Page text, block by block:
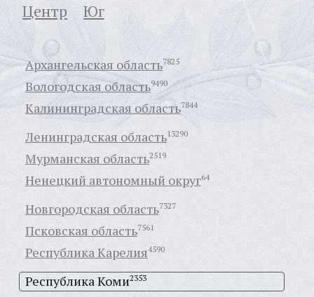
Центр
Юг
Архангельская область7825
Вологодская область9490
Калининградская область7844
Ленинградская область13290
Мурманская область2519
Ненецкий автономный округ64
Новгородская область7327
Псковская область7561
Республика Карелия4590
Республика Коми2353